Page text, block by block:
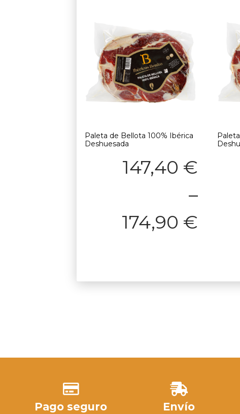
Paleta de Bellota 100% Ibérica
Deshuesada
147,40 €
–
174,90 €
Pago seguro Envío